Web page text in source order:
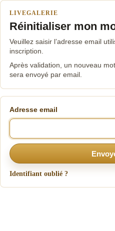
LIVEGALERIE
Réinitialiser mon
Veuillez saisir l’adresse email
inscription.
Après validation, un nouveau
sera envoyé par email.
Adresse email
Identifiant oublié ?